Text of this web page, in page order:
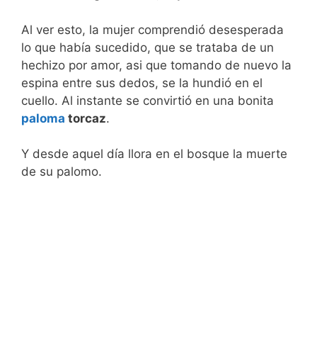
Al ver esto, la mujer comprendió desesperada
lo que había sucedido, que se trataba de un
hechizo por amor, asi que tomando de nuevo la
espina entre sus dedos, se la hundió en el
cuello. Al instante se convirtió en una bonita
paloma torcaz.
Y desde aquel día llora en el bosque la muerte
de su palomo.